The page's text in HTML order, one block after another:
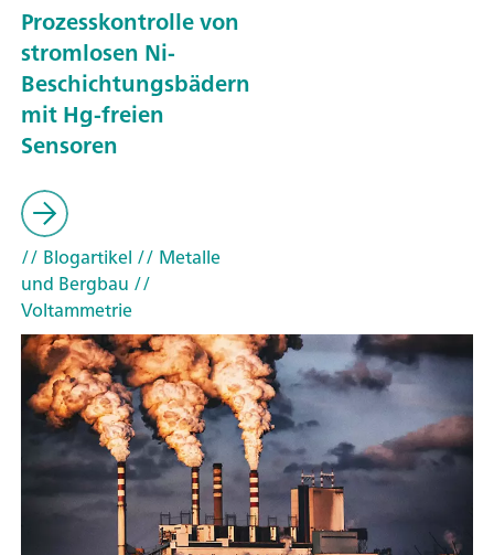
Prozesskontrolle von
stromlosen Ni-
Beschichtungsbädern
mit Hg-freien
Sensoren
// Blogartikel // Metalle
und Bergbau //
Voltammetrie